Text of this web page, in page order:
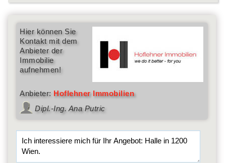
Hier können Sie
Kontakt mit dem
Anbieter der
Immobilie
aufnehmen!
Anbieter: Hoflehner Immobilien
Dipl.-Ing. Ana Putric